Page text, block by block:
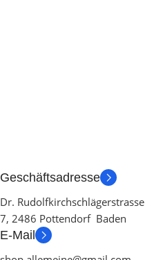
Geschäftsadresse
Dr. Rudolfkirchschlägerstrasse
7, 2486 Pottendorf Baden
E-Mail